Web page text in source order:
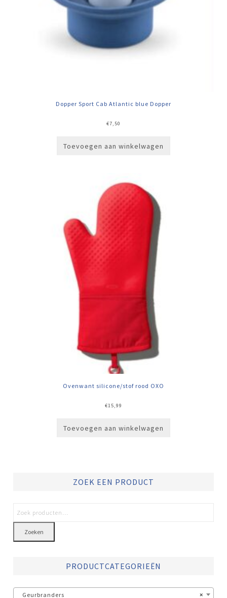
Dopper Sport Cab Atlantic blue Dopper
€7,50
Toevoegen aan winkelwagen
Ovenwant silicone/stof rood OXO
€15,99
Toevoegen aan winkelwagen
ZOEK EEN PRODUCT
Zoeken
PRODUCTCATEGORIEËN
×
Geurbranders